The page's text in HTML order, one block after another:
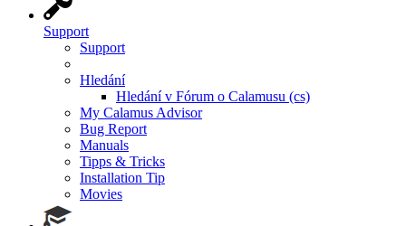
Support
Support
Hledání
Hledání v Fórum o Calamusu (cs)
My Calamus Advisor
Bug Report
Manuals
Tipps & Tricks
Installation Tip
Movies